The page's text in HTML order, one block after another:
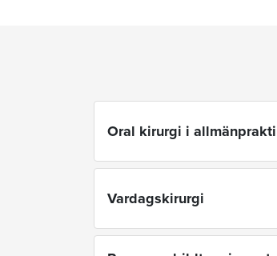
Oral kirurgi i
Vardagskirurgi